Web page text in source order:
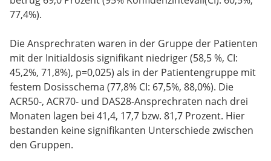
77,4%).
Die Ansprechraten waren in der Gruppe der Patienten
mit der Initialdosis signifikant niedriger (58,5 %, CI:
45,2%, 71,8%), p=0,025) als in der Patientengruppe mit
festem Dosisschema (77,8% CI: 67,5%, 88,0%). Die
ACR50-, ACR70- und DAS28-Ansprechraten nach drei
Monaten lagen bei 41,4, 17,7 bzw. 81,7 Prozent. Hier
bestanden keine signifikanten Unterschiede zwischen
den Gruppen.